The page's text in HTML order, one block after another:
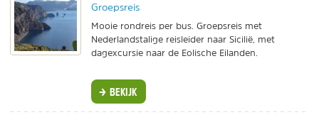
Groepsreis
Mooie rondreis per bus. Groepsreis met
Nederlandstalige reisleider naar Sicilië, met
dagexcursie naar de Eolische Eilanden.
BEKIJK